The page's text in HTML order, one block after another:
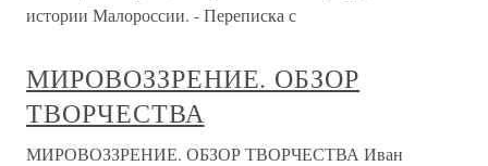
истории Малороссии. - Переписка с
МИРОВОЗЗРЕНИЕ. ОБЗОР
ТВОРЧЕСТВА
МИРОВОЗЗРЕНИЕ. ОБЗОР ТВОРЧЕСТВА Иван